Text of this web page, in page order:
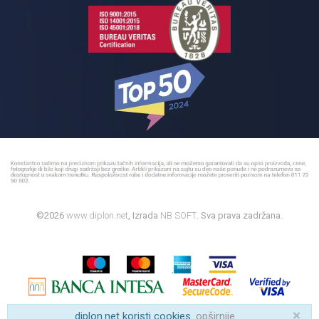
©2026 www.diplon.net , Izrada NB SOFT . Sva prava zadržana.
×
diplon.net koristi cookies. opširnije